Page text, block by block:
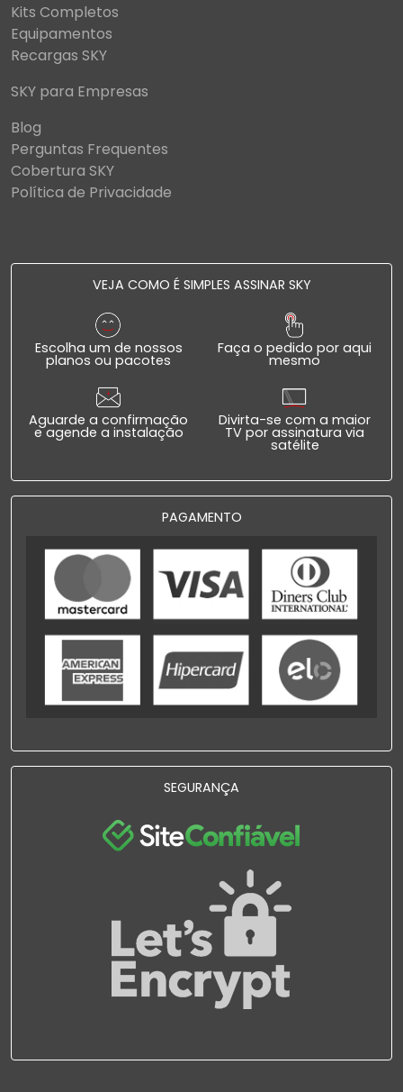
Kits Completos
Equipamentos
Recargas SKY
SKY para Empresas
Blog
Perguntas Frequentes
Cobertura SKY
Política de Privacidade
VEJA COMO É SIMPLES ASSINAR SKY
Escolha um de nossos
planos ou pacotes
Faça o pedido por aqui
mesmo
Aguarde a confirmação
e agende a instalação
Divirta-se com a maior
TV por assinatura via
satélite
PAGAMENTO
SEGURANÇA